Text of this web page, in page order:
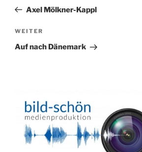
Beitrag
Axel Mölkner-Kappl
Nächster
Beitrag
WEITER
Auf nach Dänemark